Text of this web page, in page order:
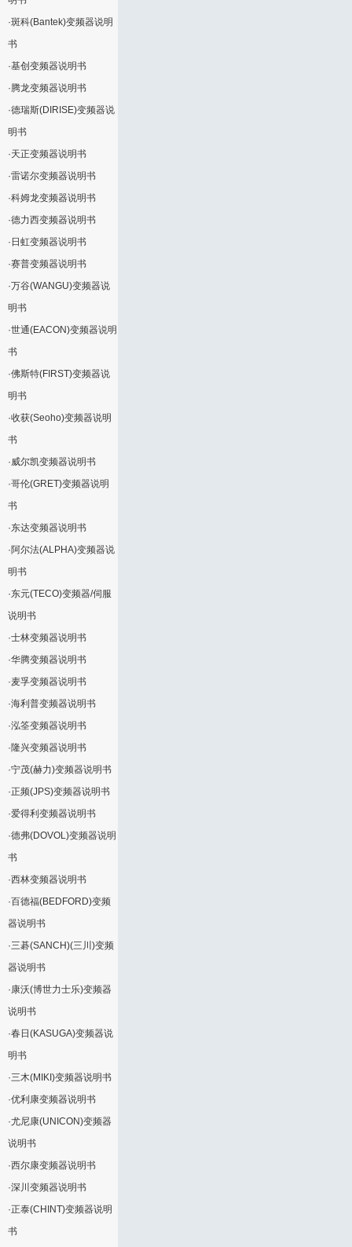
·斑科(Bantek)变频器说明
书
·基创变频器说明书
·腾龙变频器说明书
·德瑞斯(DIRISE)变频器说
明书
·天正变频器说明书
·雷诺尔变频器说明书
·科姆龙变频器说明书
·德力西变频器说明书
· 日虹变频器说明书
·赛普变频器说明书
·万谷(WANGU)变频器说
明书
·世通(EACON)变频器说明
书
·佛斯特(FIRST)变频器说
明书
·收获(Seoho)变频器说明
书
·威尔凯变频器说明书
·哥伦(GRET)变频器说明
书
·东达变频器说明书
·阿尔法(ALPHA)变频器说
明书
·东元(TECO)变频器/伺服
说明书
·士林变频器说明书
·华腾变频器说明书
·麦孚变频器说明书
·海利普变频器说明书
·泓筌变频器说明书
·隆兴变频器说明书
·宁茂(赫力)变频器说明书
·正频(JPS)变频器说明书
·爱得利变频器说明书
·德弗(DOVOL)变频器说明
书
·西林变频器说明书
·百德福(BEDFORD)变频
器说明书
·三碁(SANCH)(三川)变频
器说明书
·康沃(博世力士乐)变频器
说明书
·春日(KASUGA)变频器说
明书
·三木(MIKI)变频器说明书
·优利康变频器说明书
·尤尼康(UNICON)变频器
说明书
·西尔康变频器说明书
·深川变频器说明书
·正泰(CHINT)变频器说明
书